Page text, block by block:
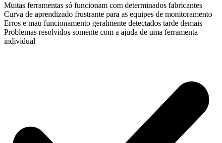
Muitas ferramentas só funcionam com determinados fabricantes
Curva de aprendizado frustrante para as equipes de monitoramento
Erros e mau funcionamento geralmente detectados tarde demais
Problemas resolvidos somente com a ajuda de uma ferramenta
individual